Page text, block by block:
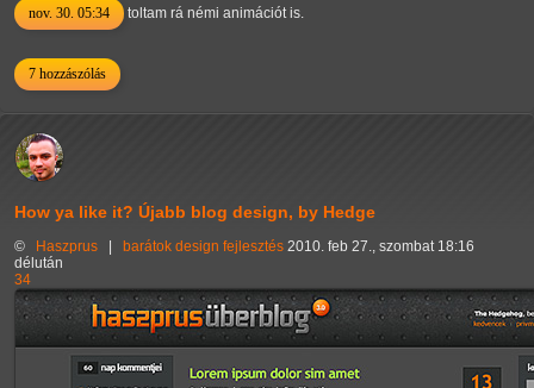
nov. 30. 05:34 toltam rá némi animációt is.
7 hozzászólás
How ya like it? Újabb blog design, by Hedge
© Haszprus barátok design fejlesztés 2010. feb 27., szombat 18:16
délután
34